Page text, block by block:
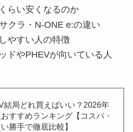
らい安くなるのか
クラ・N-ONE e:の違い
やすい人の特徴
ドやPHEVが向いている人
結局どれ買えばいい？2026年
すすめランキング【コスパ・
勝手で徹底比較】